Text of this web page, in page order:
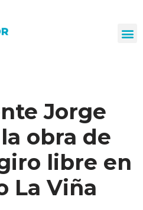
Jorge
obra de
libre en
La Viña